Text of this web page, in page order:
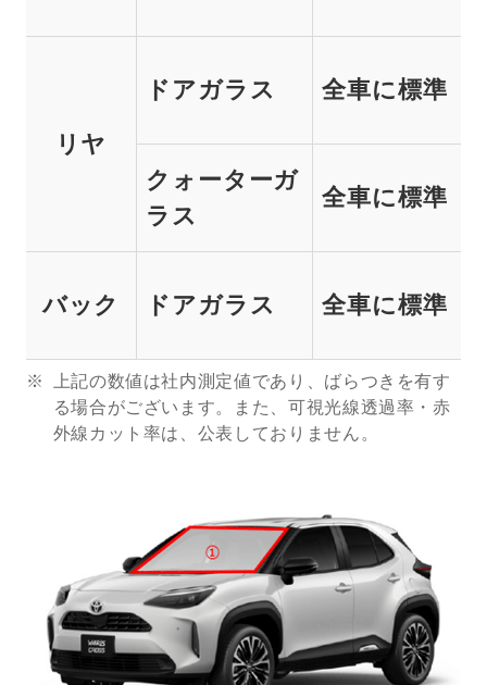
リヤ
ドアガラス 全車に標準
クォーターガ
ラス
全車に標準
バック ドアガラス 全車に標準
上記の数値は社内測定値であり、ばらつきを有す
る場合がございます。また、可視光線透過率・赤
外線カット率は、公表しておりません。